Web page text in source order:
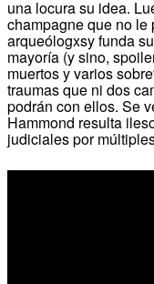
una locura su idea.
champagne que no le
arqueólogxsy funda
mayoría (y sino,
muertos y varios
traumas que ni dos
podrán con ellos. Se
Hammond resulta
judiciales por